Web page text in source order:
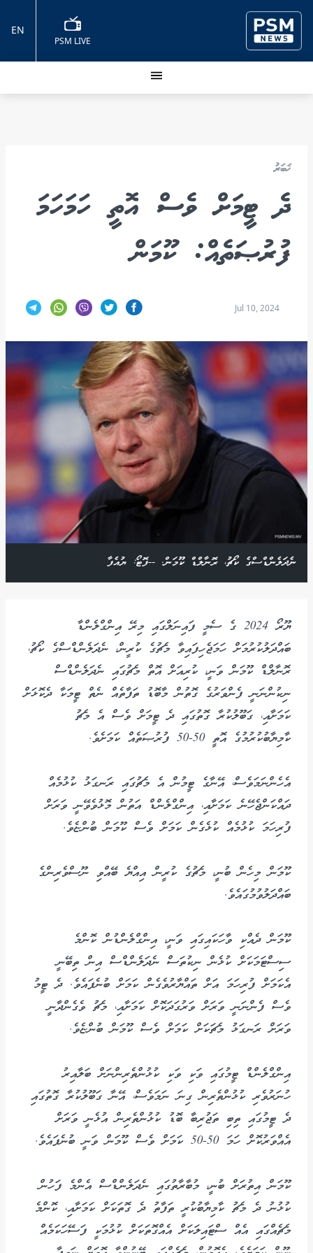
PSM LIVE
EN
ޚަބަރު
ދެ ޓީމަށް ވެސް އޮތީ ހަމަހަމަ
ފުރުޞަތެއް: ކޫމަން
Jul 10, 2024
ނެދަލެންޑްސްގެ ކޯޗު، ރޮނާލްޑް ކޫމަން. --ފޮޓޯ: ޔުއެފާ
ޔޫރޯ 2024 ގެ ސެމީ ފައިނަލްގައި މިރޭ އިންގްލެންޑާ
ބައްދަލުކުރުމަށް ހަމަޖެހިފައިވާ މެޗުގެ ކުރީން، ނެދަލެންޑްސްގެ ކޯޗު،
ރޮނާލްޑް ކޫމަން ވަނީ، ކުރިއަށް އޮތް މެޗުގައި ނެދަލެންޑްސް
ނިކުންނަނީ ފެންވަރުގެ ގޮތުން މާބޮޑު ތަފާތެއް ނެތް ޓީމަކާ ދެކޮޅަށް
ކަމަށާއި، ގަބޫލުކުރާ ގޮތުގައި ދެ ޓީމަށް ވެސް އެ މެޗު
ކާމިޔާބުކުރުމުގެ އޮތީ 50-50 ފުރުޞަތެއް ކަމަށެވެ.
އެހެންނަމަވެސް، އޭނާގެ ޓީމުން އެ މެޗުގައި ރަނގަޅު ކުޅުމެއް
ދައްކަންޖެހޭނެ ކަމަށާއި، އިންގްލެންޑް އަތުން މޮޅުވެވޭނީ ވަރަށް
ފުރިހަމަ ކުޅުމެއް ކުޅެގެން ކަމަށް ވެސް ކޫމަން ބުންޏެވެ.
ކޫމަން މިހެން ބުނީ، މެޗުގެ ކުރީން އިއްޔެ ބޭއްވި ނޫސްވެރިންގެ
ބައްދަލުވުމުގައެވެ.
ކޫމަން ދެއްކި ވާހަކައިގައި ވަނީ، އިންގްލެންޑުން ކޮންމެ
ސިސްޓަމަކަށް ކުޅެން ނިކުތަސް ނެދަލެންޑްސް އިން ތިބޭނީ
އެކަމަށް ފުރިހަމަ އަށް ތައްޔާރުވެގެން ކަމަށް ބުނެފައެވެ. ދެ ޓީމު
ވެސް ފެންނަނީ ވަރަށް ވަރުގަދަކޮށް ކަމަށާއި، މެޗު ވެގެންދާނީ
ވަރަށް ރަނގަޅު މެޗަކަށް ކަމަށް ވެސް ކޫމަން ބުންޏެވެ.
އިންގްލެންޑް ޓީމުގައި ވަކި ވަކި ކުޅުންތެރިންނަށް ބަލާއިރު
ހުނަރުވެރި ކުޅުންތެރިން ގިނަ ނަމަވެސް، އޭނާ ގަބޫލުކުރާ ގޮތުގައި
ދެ ޓީމުގައި ތިބި ތަޖުރިބާ ބޮޑު ކުޅުންތެރިން އުޅެނީ ވަރަށް
އެއްވަރުކޮށް ހަމަ 50-50 ކަމަށް ވެސް ކޫމަން ވަނީ ބުނެފައެވެ.
ކޫމަން އިތުރަށް ބުނީ، މުބާރާތުގައި ނެދަލެންޑްސް އެންމެ ފަހުން
ކުޅުނު ދެ މެޗު ކާމިޔާބުކުރީ ތަފާތު ދެ ގޮތަކަށް ކަމަށާއި، ކޮންމެ
މެޗެއްގައި އެއް ސްޓައިލަކަށް އެއްގޮތަކަށް ކުޅުމަކީ ފަސޭހަކަމެއް